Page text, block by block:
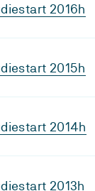
2016h
2015h
2014h
2013h